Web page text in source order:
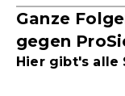
Ganze
gegen
Hier gibt's alle